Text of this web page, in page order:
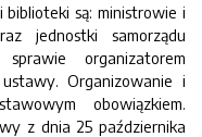
są: ministrowie i
jednostki samorządu
organizatorem
Organizowanie i
obowiązkiem.
z dnia 25 października